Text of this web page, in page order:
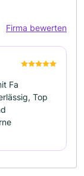
Firma bewerten
Fa
Top